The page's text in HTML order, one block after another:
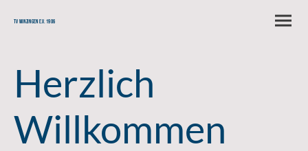
TV Winzingen e.V. 1906
Herzlich
Willkommen